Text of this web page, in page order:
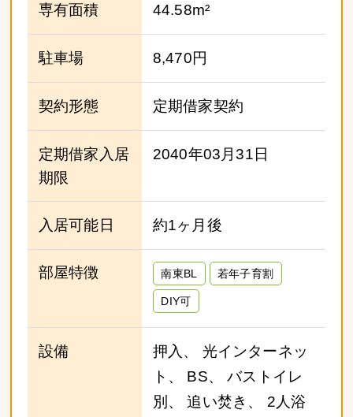
専有面積 44.58m²
駐車場 8,470円
契約形態 定期借家契約
定期借家入居
期限
2040年03月31日
入居可能日 約1ヶ月後
部屋特徴 南東BL 若年子育割
DIY可
設備
押入、 光インターネッ
ト、 BS、 バストイレ
別、 追い焚き、 2人浴